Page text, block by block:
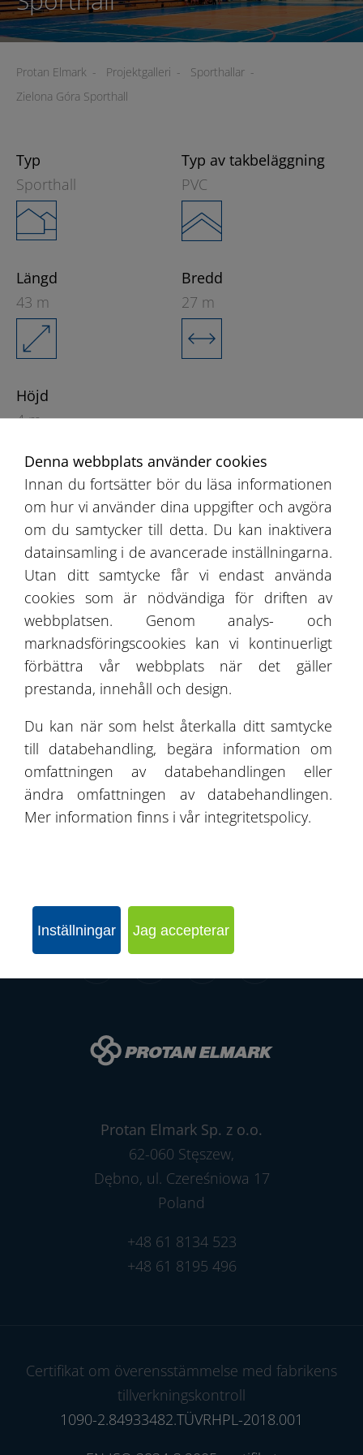
Protan Elmark - Projektgalleri - Sporthallar -
Zielona Góra Sporthall
Typ
Sporthall
Typ av takbeläggning
PVC
Längd
43 m
Bredd
27 m
Höjd
4 m
Rekommendationsbok
Erbjudande
Projektgalleri
Om Oss
Kontakt
SKICKA EN FÖRFRÅGAN
Protan Elmark Sp. z o.o.
62-060 Stęszew,
Dębno, ul. Czereśniowa 17
Poland
+48 61 8134 523
+48 61 8195 496
Certifikat om överensstämmelse med fabrikens
tillverkningskontroll
1090-2.84933482.TÜVRHPL-2018.001
Denna webbplats använder cookies
Innan du fortsätter bör du läsa informationen
om hur vi använder dina uppgifter och avgöra
om du samtycker till detta. Du kan inaktivera
datainsamling i de avancerade inställningarna.
Utan ditt samtycke får vi endast använda
cookies som är nödvändiga för driften av
webbplatsen. Genom analys- och
marknadsföringscookies kan vi kontinuerligt
förbättra vår webbplats när det gäller
prestanda, innehåll och design.
Du kan när som helst återkalla ditt samtycke
till databehandling, begära information om
omfattningen av databehandlingen eller
ändra omfattningen av databehandlingen.
Mer information finns i vår integritetspolicy.
Inställningar Jag accepterar